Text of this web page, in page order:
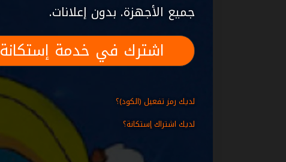
جميع الأجهزة. بدون إعلانات.
اشترك في خدمة إستكانة
لديك رمز تفعيل (الكود)؟
لديك اشتراك إستكانة؟